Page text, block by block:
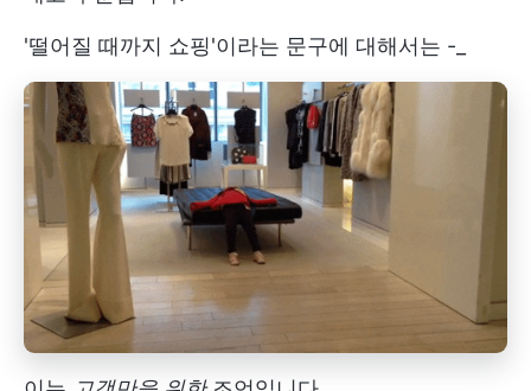
'떨어질 때까지 쇼핑'이라는 문구에 대해서는 -_